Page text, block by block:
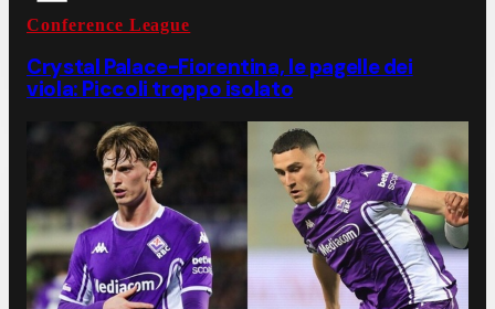
Conference League
Crystal Palace-Fiorentina, le pagelle dei
viola: Piccoli troppo isolato